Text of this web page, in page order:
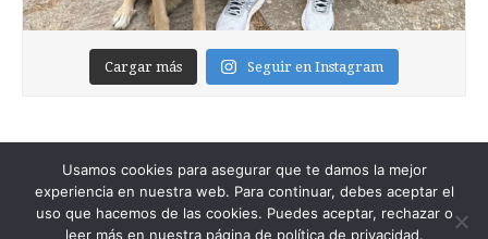
Cargar más Seguir en Instagram
Usamos cookies para asegurar que te damos la mejor
experiencia en nuestra web. Para continuar, debes aceptar el
uso que hacemos de las cookies. Puedes aceptar, rechazar o
leer más en nuestra página de política de privacidad.